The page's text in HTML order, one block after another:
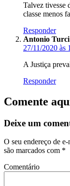
Talvez tivesse
classe menos
Responder
Antonio Turci
27/11/2020 às
A Justiça
Responder
Comente
Deixe um
O seu endereço de
são marcados com *
Comentário